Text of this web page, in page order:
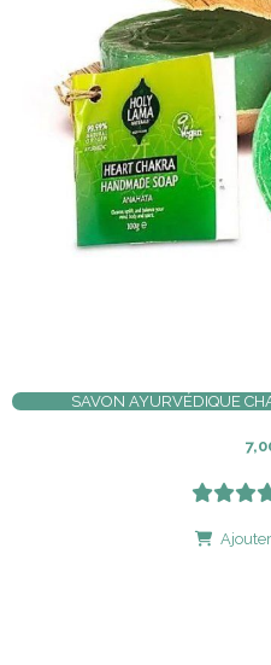
SAVON AYURVÉDIQUE